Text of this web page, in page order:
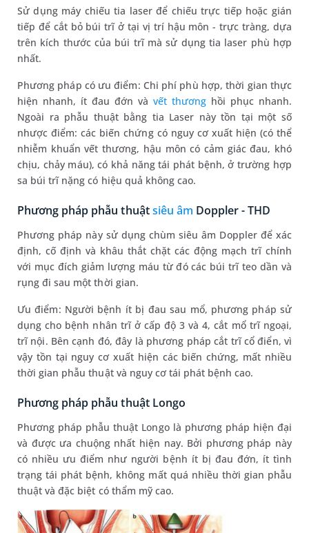
Sử dụng máy chiếu tia laser để chiếu trực tiếp hoặc gián
tiếp để cắt bỏ búi trĩ ở tại vị trí hậu môn - trực tràng, dựa
trên kích thước của búi trĩ mà sử dụng tia laser phù hợp
nhất.
Phương pháp có ưu điểm: Chi phí phù hợp, thời gian thực
hiện nhanh, ít đau đớn và vết thương hồi phục nhanh.
Ngoài ra phẫu thuật bằng tia Laser này tồn tại một số
nhược điểm: các biến chứng có nguy cơ xuất hiện (có thể
nhiễm khuẩn vết thương, hậu môn có cảm giác đau, khó
chịu, chảy máu), có khả năng tái phát bệnh, ở trường hợp
sa búi trĩ nặng có hiệu quả không cao.
Phương pháp phẫu thuậtsiêu âm Doppler - THD
Phương pháp này sử dụng chùm siêu âm Doppler để xác
định, cố định và khâu thắt chặt các động mạch trĩ chính
với mục đích giảm lượng máu từ đó các búi trĩ teo dần và
rụng đi sau một thời gian.
Ưu điểm: Người bệnh ít bị đau sau mổ, phương pháp sử
dụng cho bệnh nhân trĩ ở cấp độ 3 và 4, cắt mổ trĩ ngoại,
trĩ nội. Bên cạnh đó, đây là phương pháp cắt trĩ cổ điển, vì
vậy tồn tại nguy cơ xuất hiện các biến chứng, mất nhiều
thời gian phẫu thuật và nguy cơ tái phát bệnh cao.
Phương pháp phẫu thuật Longo
Phương pháp phẫu thuật Longo là phương pháp hiện đại
và được ưa chuộng nhất hiện nay. Bởi phương pháp này
có nhiều ưu điểm như người bệnh ít bị đau đớn, ít tình
trạng tái phát bệnh, không mất quá nhiều thời gian phẫu
thuật và đặc biệt có thẩm mỹ cao.